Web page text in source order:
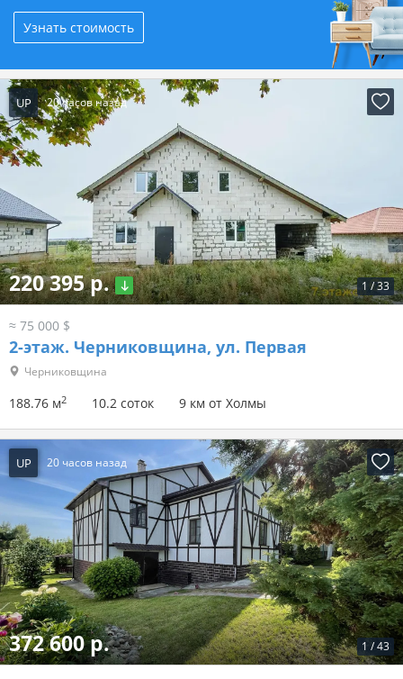
Узнать стоимость
UP 20 часов назад
1 /33
220 395 р.
≈ 75 000 $
2-этаж. Черниковщина, ул. Первая
Черниковщина
188.76 м2 10.2 соток 9 км от Холмы
UP 20 часов назад
1 /43
372 600 р.